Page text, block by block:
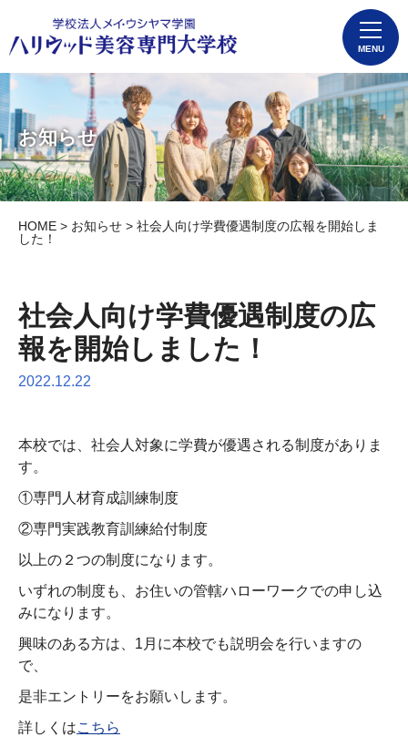
MENU
お知らせ
HOME > お知らせ > 社会人向け学費優遇制度の広報を開始しま
した！
社会人向け学費優遇制度の広
報を開始しました！
2022.12.22
本校では、社会人対象に学費が優遇される制度がありま
す。
①専門人材育成訓練制度
②専門実践教育訓練給付制度
以上の２つの制度になります。
いずれの制度も、お住いの管轄ハローワークでの申し込
みになります。
興味のある方は、1月に本校でも説明会を行いますの
で、
是非エントリーをお願いします。
詳しくはこちら